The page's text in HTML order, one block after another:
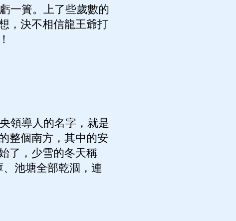
一簣。上了些歲數的
，決不相信龍王爺打
領導人的名字，就是
整個南方，其中的安
了，少雪的冬天稱
池塘全部乾涸，連